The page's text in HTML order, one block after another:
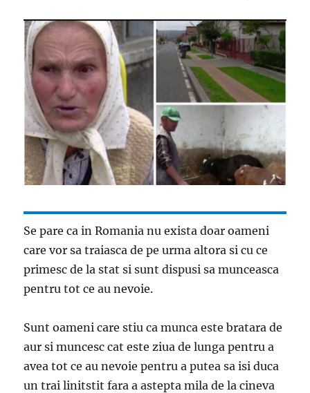
Se pare ca in Romania nu exista doar oameni
care vor sa traiasca de pe urma altora si cu ce
primesc de la stat si sunt dispusi sa munceasca
pentru tot ce au nevoie.
Sunt oameni care stiu ca munca este bratara de
aur si muncesc cat este ziua de lunga pentru a
avea tot ce au nevoie pentru a putea sa isi duca
un trai linitstit fara a astepta mila de la cineva